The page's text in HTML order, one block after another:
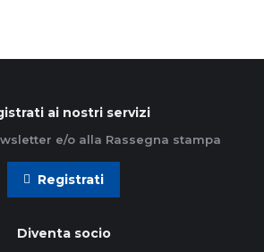
ai nostri servizi
e/o alla Rassegna stampa
Registrati
Diventa socio